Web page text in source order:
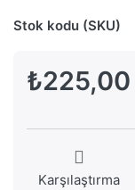
Stok kodu (SKU)
₺225,00
Karşılaştırma